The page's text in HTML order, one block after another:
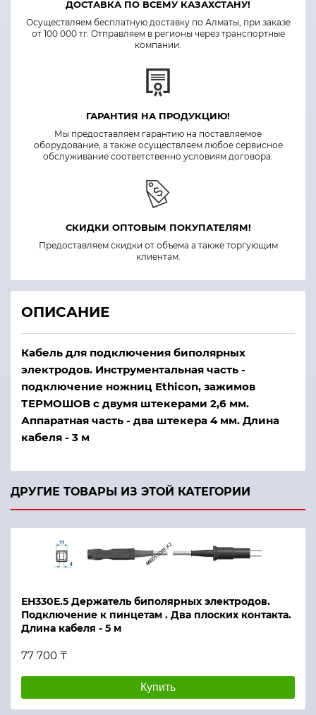
ДОСТАВКА ПО ВСЕМУ КАЗАХСТАНУ!
Осуществляем бесплатную доставку по Алматы, при заказе
от 100 000 тг. Отправляем в регионы через транспортные
компании.
ГАРАНТИЯ НА ПРОДУКЦИЮ!
Мы предоставляем гарантию на поставляемое
оборудование, а также осуществляем любое сервисное
обслуживание соответственно условиям договора.
СКИДКИ ОПТОВЫМ ПОКУПАТЕЛЯМ!
Предоставляем скидки от объема а также торгующим
клиентам.
ОПИСАНИЕ
Кабель для подключения биполярных
электродов. Инструментальная часть -
подключение ножниц Ethicon, зажимов
ТЕРМОШОВ с двумя штекерами 2,6 мм.
Аппаратная часть - два штекера 4 мм. Длина
кабеля - 3 м
ДРУГИЕ ТОВАРЫ ИЗ ЭТОЙ КАТЕГОРИИ
ЕН330Е.5 Держатель биполярных электродов.
Подключение к пинцетам . Два плоских контакта.
Длина кабеля - 5 м
77 700 ₸
Купить